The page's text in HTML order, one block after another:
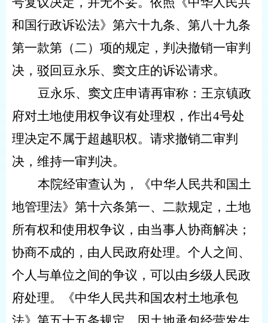
和国行政诉讼法》第六十九条、第八十九条
第一款第（二）项的规定，判决撤销一审判
决，驳回豆永乐、窦文庄的诉讼请求。
豆永乐、窦文庄申请再审称：王京镇政
府对土地使用权争议有处理权，作出4号处
理决定不属于超越职权。请求撤销二审判
决，维持一审判决。
本院经审查认为，《中华人民共和国土
地管理法》第十六条第一、二款规定，土地
所有权和使用权争议，由当事人协商解决；
协商不成的，由人民政府处理。个人之间、
个人与单位之间的争议，可以由乡级人民政
府处理。《中华人民共和国农村土地承包